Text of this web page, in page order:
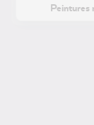
Peintures